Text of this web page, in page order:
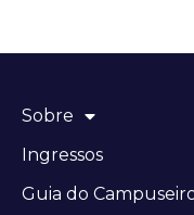
Sobre
Ingressos
Guia do